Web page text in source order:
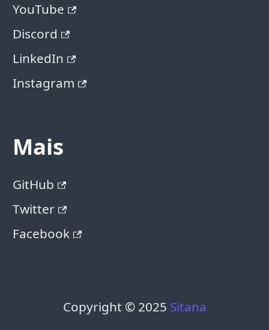
YouTube
Discord
LinkedIn
Instagram
Mais
GitHub
Twitter
Facebook
Copyright © 2025 Sitana